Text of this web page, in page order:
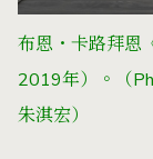
布恩・卡路拜恩
2019年）。
（
朱淇宏）